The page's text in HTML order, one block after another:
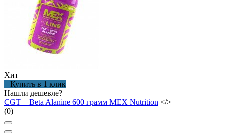
Хит
Купить в 1 клик
Нашли дешевле?
CGT + Beta Alanine 600 грамм MEX Nutrition </>
(0)